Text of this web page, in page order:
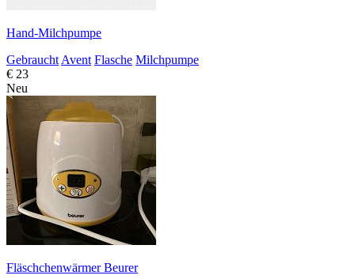
Hand-Milchpumpe
Gebraucht Avent Flasche Milchpumpe
€ 23
Neu
Fläschchenwärmer Beurer